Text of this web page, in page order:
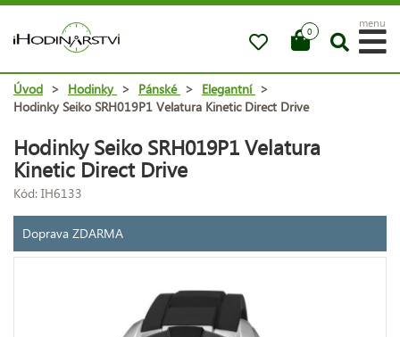
0
menu
Úvod > Hodinky > Pánské > Elegantní >
Hodinky Seiko SRH019P1 Velatura Kinetic Direct Drive
Hodinky Seiko SRH019P1 Velatura
Kinetic Direct Drive
Kód: IH6133
Doprava ZDARMA